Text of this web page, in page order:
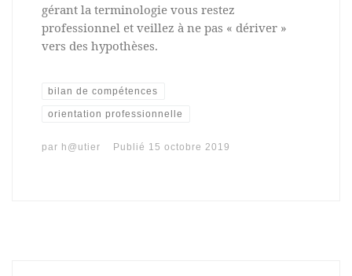
gérant la terminologie vous restez
professionnel et veillez à ne pas « dériver »
vers des hypothèses.
bilan de compétences
orientation professionnelle
par h@utier Publié 15 octobre 2019